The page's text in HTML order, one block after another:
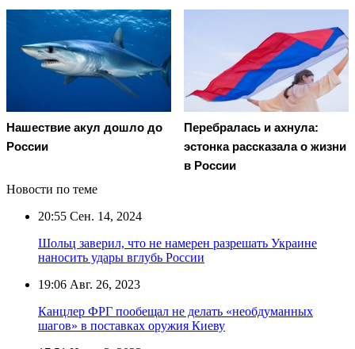
Нашествие акул дошло до
России
Перебралась и ахнула:
эстонка рассказала о жизни
в России
Новости по теме
20:55 Сен. 14, 2024
Шольц заверил, что не намерен разрешать Украине
наносить удары вглубь России
19:06 Авг. 26, 2023
Канцлер ФРГ пообещал не делать «необдуманных
шагов» в поставках оружия Киеву